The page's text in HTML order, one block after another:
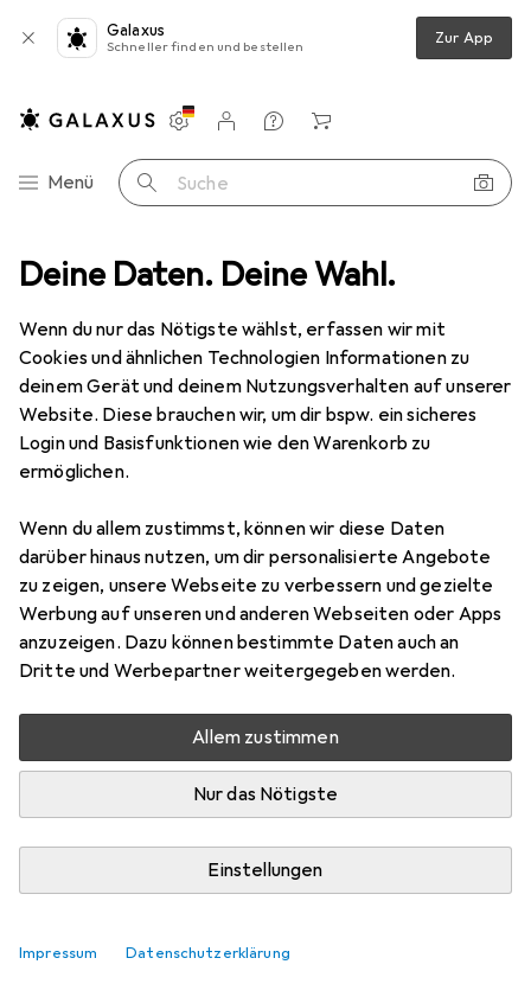
Deine Daten. Deine Wahl.
Wenn du nur das Nötigste wählst, erfassen wir mit
Cookies und ähnlichen Technologien Informationen zu
deinem Gerät und deinem Nutzungsverhalten auf unserer
Website. Diese brauchen wir, um dir bspw. ein sicheres
Login und Basisfunktionen wie den Warenkorb zu
ermöglichen.
Wenn du allem zustimmst, können wir diese Daten
darüber hinaus nutzen, um dir personalisierte Angebote
zu zeigen, unsere Webseite zu verbessern und gezielte
Werbung auf unseren und anderen Webseiten oder Apps
anzuzeigen. Dazu können bestimmte Daten auch an
Dritte und Werbepartner weitergegeben werden.
Allem zustimmen
Nur das Nötigste
Einstellungen
Impressum Datenschutzerklärung
Galaxus
Schneller finden und bestellen Zur App
Navigation nach Kategorien
Menü Suche
Einstellungen
Kundenkonto
Vergleichslisten
Merklisten
Warenkorb
Beauty + Gesundheit Make-up
Kosmetikspiegel· Schminkspiegel
Produkte Forum